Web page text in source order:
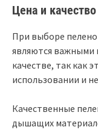
Цена и качество
При выборе
являются важными
качестве, так как
использовании и
Качественные
дышащих